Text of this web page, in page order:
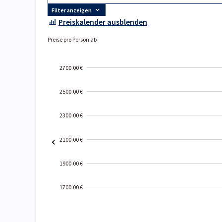
Filter anzeigen
Preiskalender ausblenden
Preise pro Person ab
2700.00 €
2500.00 €
2300.00 €
2100.00 €
1900.00 €
1700.00 €